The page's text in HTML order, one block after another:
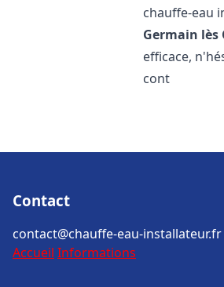
chauffe-eau
Germain lès
efficace,
cont
Contact
contact@chauffe-eau-installateur.fr
Accueil Informations